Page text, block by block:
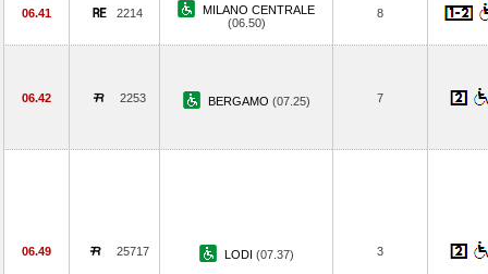
06.41 2214
MILANO CENTRALE
(06.50)
8
06.42 2253 BERGAMO (07.25) 7
06.49 25717 LODI (07.37) 3